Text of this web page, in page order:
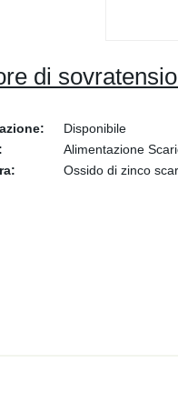
di
Disponibile
Alimentazione
Ossido di zinco